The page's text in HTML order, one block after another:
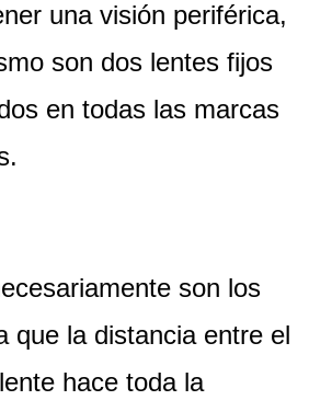
una visión periférica,
son dos lentes fijos
en todas las marcas
son los
que la distancia entre el
hace toda la